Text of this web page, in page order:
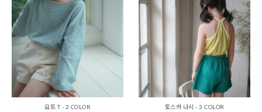
요트 T - 2 COLOR
토스카 나시 - 3 COLOR